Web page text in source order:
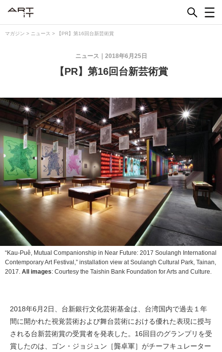
マガジン > ニュース > 【PR】第16回台新芸術賞
2018年6月25日
ニュース
【PR】第16回台新芸術賞
“Kau-Puê, Mutual Companionship in Near Future: 2017 Soulangh International
Contemporary Art Festival,” installation view at Soulangh Cultural Park, Tainan,
2017. All images: Courtesy the Taishin Bank Foundation for Arts and Culture.
2018年6月2日、台新銀行文化芸術基金は、台湾国内で過去１年
間に開かれた視覚芸術および舞台芸術における優れた表現に授与
される台新芸術賞の受賞者を発表した。16回目のグランプリを受
賞したのは、ゴン・ジョジュン［龔卓軍］がチーフキュレーター